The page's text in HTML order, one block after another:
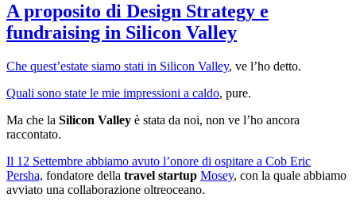
A proposito di Design Strategy e
fundraising in Silicon Valley
Che quest’estate siamo stati in Silicon Valley, ve l’ho detto.
Quali sono state le mie impressioni a caldo, pure.
Ma che la Silicon Valley è stata da noi, non ve l’ho ancora
raccontato.
Il 12 Settembre abbiamo avuto l’onore di ospitare a Cob Eric
Persha, fondatore della travel startup Mosey, con la quale abbiamo
avviato una collaborazione oltreoceano.